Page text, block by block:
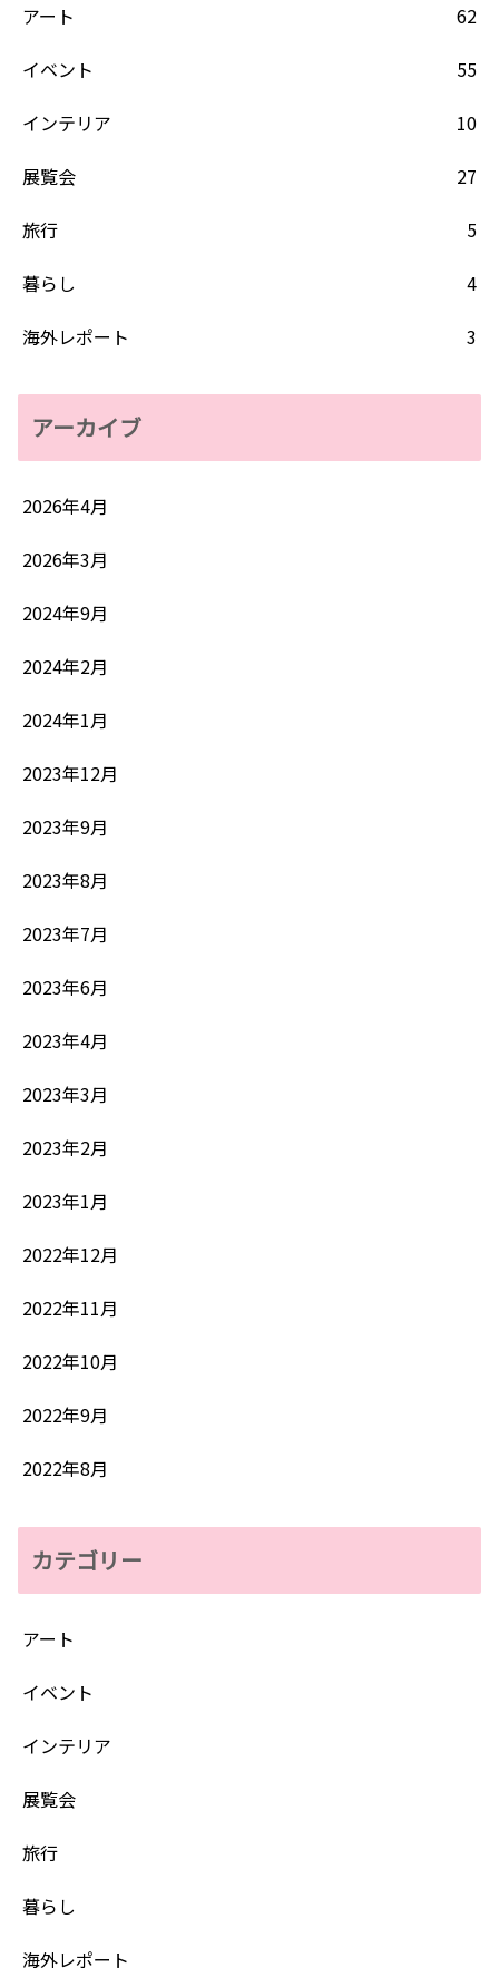
アート
62
イベント
55
インテリア
10
展覧会
27
旅行
5
暮らし
4
海外レポート
3
アーカイブ
2026年4月
2026年3月
2024年9月
2024年2月
2024年1月
2023年12月
2023年9月
2023年8月
2023年7月
2023年6月
2023年4月
2023年3月
2023年2月
2023年1月
2022年12月
2022年11月
2022年10月
2022年9月
2022年8月
カテゴリー
アート
イベント
インテリア
展覧会
旅行
暮らし
海外レポート